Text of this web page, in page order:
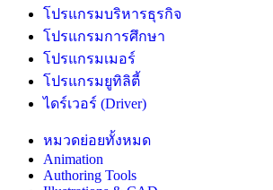
โปรแกรมบริหารธุรกิจ
โปรแกรมการศึกษา
โปรแกรมเมอร์
โปรแกรมยูทิลิตี้
ไดร์เวอร์ (Driver)
หมวดย่อยทั้งหมด
Animation
Authoring Tools